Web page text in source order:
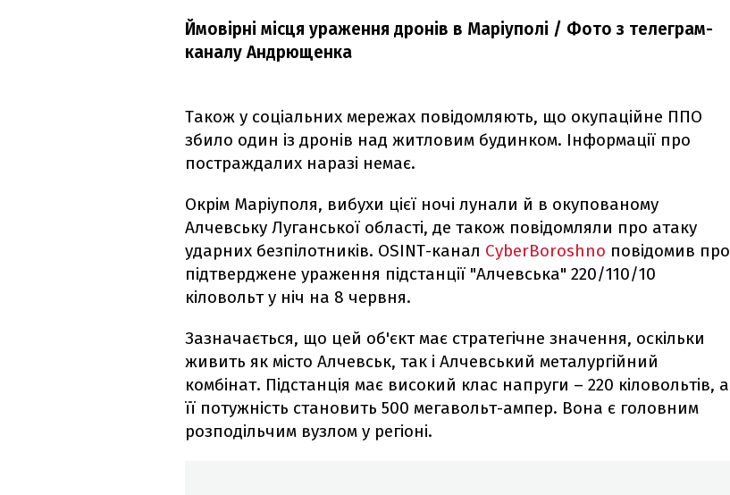
Ймовірні місця ураження дронів в Маріуполі / Фото з телеграм-
каналу Андрющенка
Також у соціальних мережах повідомляють, що окупаційне ППО
збило один із дронів над житловим будинком. Інформації про
постраждалих наразі немає.
Окрім Маріуполя, вибухи цієї ночі лунали й в окупованому
Алчевську Луганської області, де також повідомляли про атаку
ударних безпілотників. OSINT-канал CyberBoroshno повідомив про
підтверджене ураження підстанції "Алчевська" 220/110/10
кіловольт у ніч на 8 червня.
Зазначається, що цей об'єкт має стратегічне значення, оскільки
живить як місто Алчевськ, так і Алчевський металургійний
комбінат. Підстанція має високий клас напруги – 220 кіловольтів, а
її потужність становить 500 мегавольт-ампер. Вона є головним
розподільчим вузлом у регіоні.